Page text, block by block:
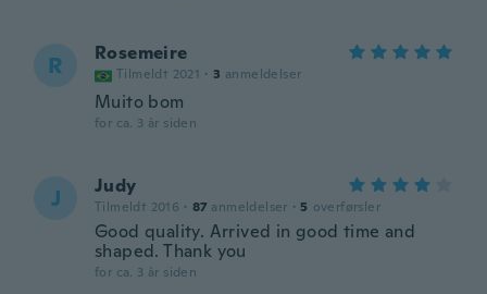
R Rosemeire
Tilmeldt 2021 · 3 anmeldelser
Muito bom
for ca. 3 år siden
J Judy
Tilmeldt 2016 · 87 anmeldelser · 5 overførsler
Good quality. Arrived in good time and
shaped. Thank you
for ca. 3 år siden